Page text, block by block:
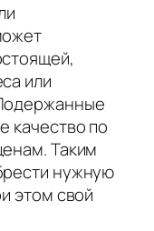
или
качество по
Таким
нужную
этом свой